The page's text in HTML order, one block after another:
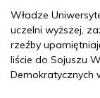
Władze
uczelni wyższej,
rzeźby
liście do Sojuszu
Demokratycznych